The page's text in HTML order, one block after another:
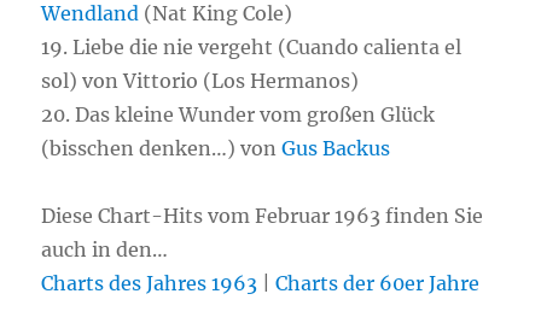
Wendland (Nat King Cole)
19. Liebe die nie vergeht (Cuando calienta el
sol) von Vittorio (Los Hermanos)
20. Das kleine Wunder vom großen Glück
(bisschen denken…) vonGus Backus
Diese Chart-Hits vom Februar 1963 finden Sie
auch in den…
Charts des Jahres 1963 |Charts der 60er Jahre